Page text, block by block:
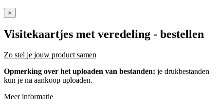
×
Visitekaartjes met veredeling - bestellen
Zo stel je jouw product samen
Opmerking over het uploaden van bestanden: je drukbestanden
kun je na aankoop uploaden.
Meer informatie